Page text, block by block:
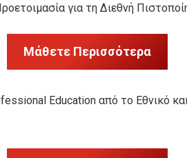
για τη Διεθνή
Μάθετε Περισσότερα
Education από το Εθνικό